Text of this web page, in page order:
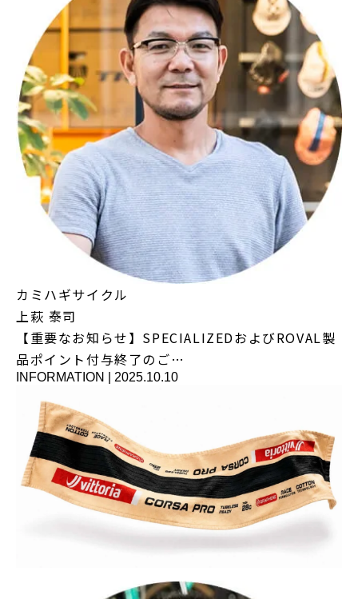
カミハギサイクル
上萩 泰司
【重要なお知らせ】SPECIALIZEDおよびROVAL製
品ポイント付与終了のご…
INFORMATION 2025.10.10